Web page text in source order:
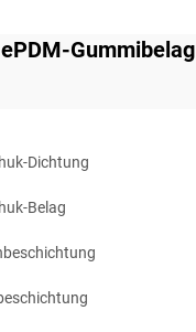
ePDM-Gummibelag
Dichtung
Belag